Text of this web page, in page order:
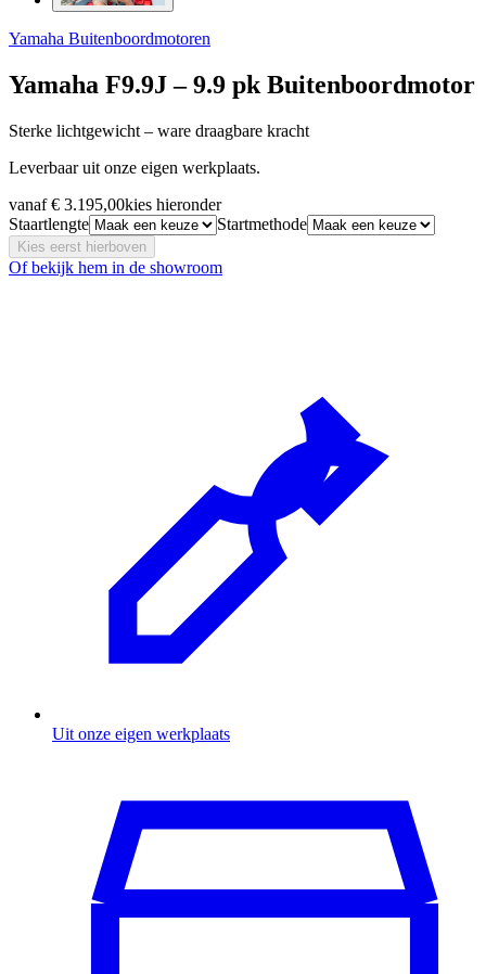
Yamaha Buitenboordmotoren
Yamaha F9.9J – 9.9 pk Buitenboordmotor
Sterke lichtgewicht – ware draagbare kracht
Leverbaar uit onze eigen werkplaats.
vanaf€ 3.195,00kies hieronder
Staartlengte
Startmethode
Kies eerst hierboven
Of bekijk hem in de showroom
Uit onze eigen werkplaats